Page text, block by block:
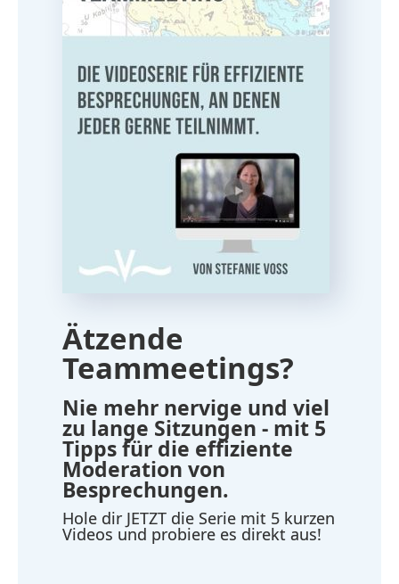
Ätzende
Teammeetings?
Nie mehr nervige und viel
zu lange Sitzungen - mit 5
Tipps für die effiziente
Moderation von
Besprechungen.
Hole dir JETZT die Serie mit 5 kurzen
Videos und probiere es direkt aus!